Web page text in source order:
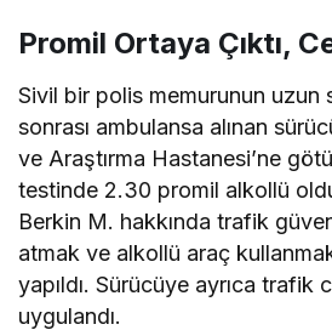
Promil Ortaya Çıktı,
Sivil bir polis memurunun uzun
sonrası ambulansa alınan
ve Araştırma Hastanesi’ne
testinde 2.30 promil alkollü
Berkin M. hakkında trafik
atmak ve alkollü araç
yapıldı. Sürücüye ayrıca trafik
uygulandı.